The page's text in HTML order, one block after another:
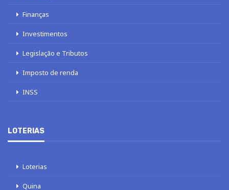
Finanças
Investimentos
Legislação e Tributos
Imposto de renda
INSS
LOTERIAS
Loterias
Quina